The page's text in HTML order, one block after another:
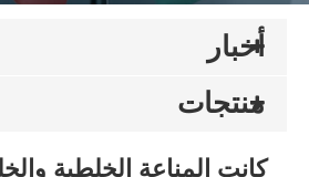
أخبار
منتجات